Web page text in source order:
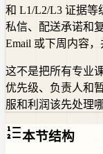
和 L1/L2/L3 证据等
私信、配送承诺和
Email 或下周内容
这不是把所有专业
优先级、负责人和
服和利润该先处理
本节结构